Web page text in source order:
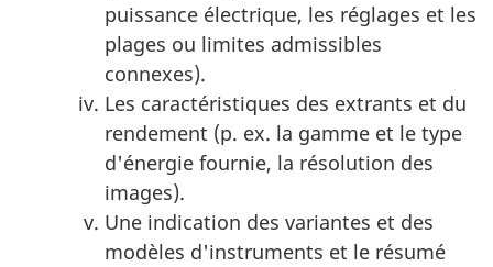
puissance électrique, les réglages et les
plages ou limites admissibles
connexes).
Les caractéristiques des extrants et du
rendement (p. ex. la gamme et le type
d'énergie fournie, la résolution des
images).
Une indication des variantes et des
modèles d'instruments et le résumé